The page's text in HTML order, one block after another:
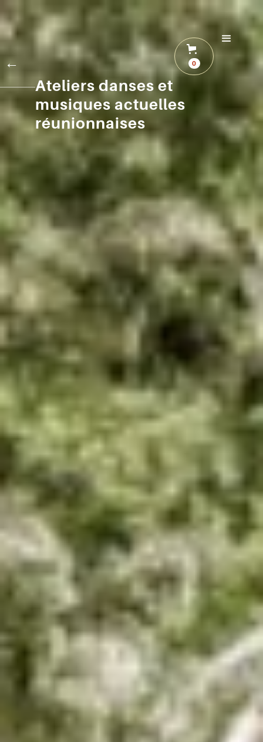
0
←
Ateliers danses et
musiques actuelles
réunionnaises